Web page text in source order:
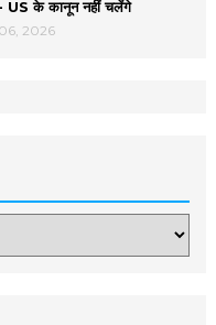
US के कानून नहीं चलेंगे
2026